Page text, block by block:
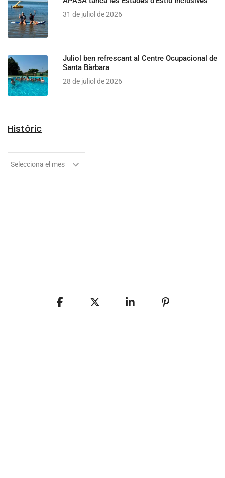
31 de juliol de 2026
Juliol ben refrescant al Centre Ocupacional de
Santa Bàrbara
28 de juliol de 2026
Històric